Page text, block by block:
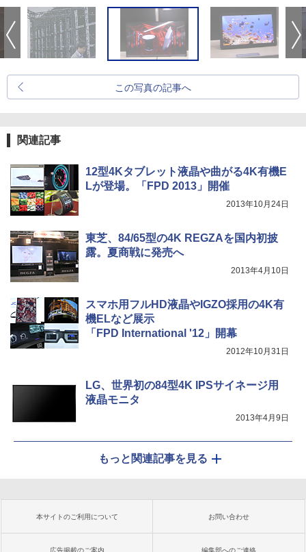
この写真の記事へ
関連記事
12型4Kタブレット液晶や曲がる4K有機E
Lが登場。「FPD 2013」開催
2013年10月24日
東芝、84/65型の4K REGZAを国内初披
露。夏商戦に発売へ
2013年4月10日
スマホ用フルHD液晶やIGZO採用の4K有
機ELなど展示
「FPD International '12」開幕
2012年10月31日
LG、世界初の84型4K IPSサイネージ用
液晶モニタ
2013年4月9日
もっと関連記事を見る
本サイトのご利用について お問い合わせ
広告掲載のご案内 編集部へのご連絡